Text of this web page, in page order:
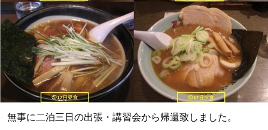
無事に二泊三日の出張・講習会から帰還致しました。